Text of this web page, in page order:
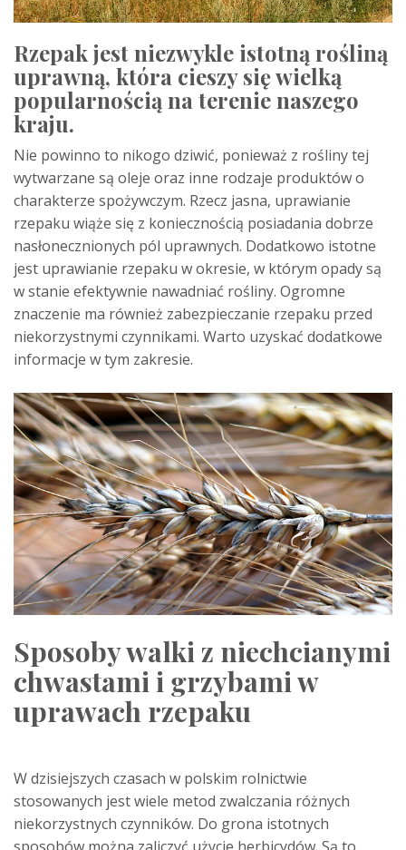
Rzepak jest niezwykle istotną rośliną
uprawną, która cieszy się wielką
popularnością na terenie naszego
kraju.
Nie powinno to nikogo dziwić, ponieważ z rośliny tej
wytwarzane są oleje oraz inne rodzaje produktów o
charakterze spożywczym. Rzecz jasna, uprawianie
rzepaku wiąże się z koniecznością posiadania dobrze
nasłonecznionych pól uprawnych. Dodatkowo istotne
jest uprawianie rzepaku w okresie, w którym opady są
w stanie efektywnie nawadniać rośliny. Ogromne
znaczenie ma również zabezpieczanie rzepaku przed
niekorzystnymi czynnikami. Warto uzyskać dodatkowe
informacje w tym zakresie.
Sposoby walki z niechcianymi
chwastami i grzybami w
uprawach rzepaku
W dzisiejszych czasach w polskim rolnictwie
stosowanych jest wiele metod zwalczania różnych
niekorzystnych czynników. Do grona istotnych